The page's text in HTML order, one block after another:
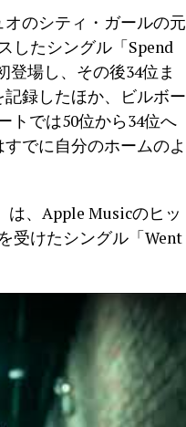
のシティ・ガールの元
したシングル「Spend
場し、その後34位ま
録したほか、ビルボー
トでは50位から34位へ
でに自分のホームのよ
は、Apple Musicのヒッ
受けたシングル「Went